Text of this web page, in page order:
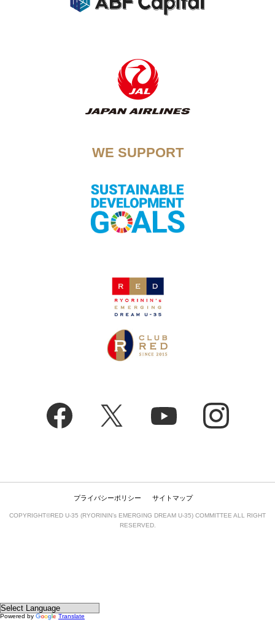
WE SUPPORT
プライバシーポリシー サイトマップ
COPYRIGHT©RED U-35 (RYORININ’s EMERGING DREAM U-35) COMMITTEE ALL RIGHT
RESERVED.
Powered by Translate